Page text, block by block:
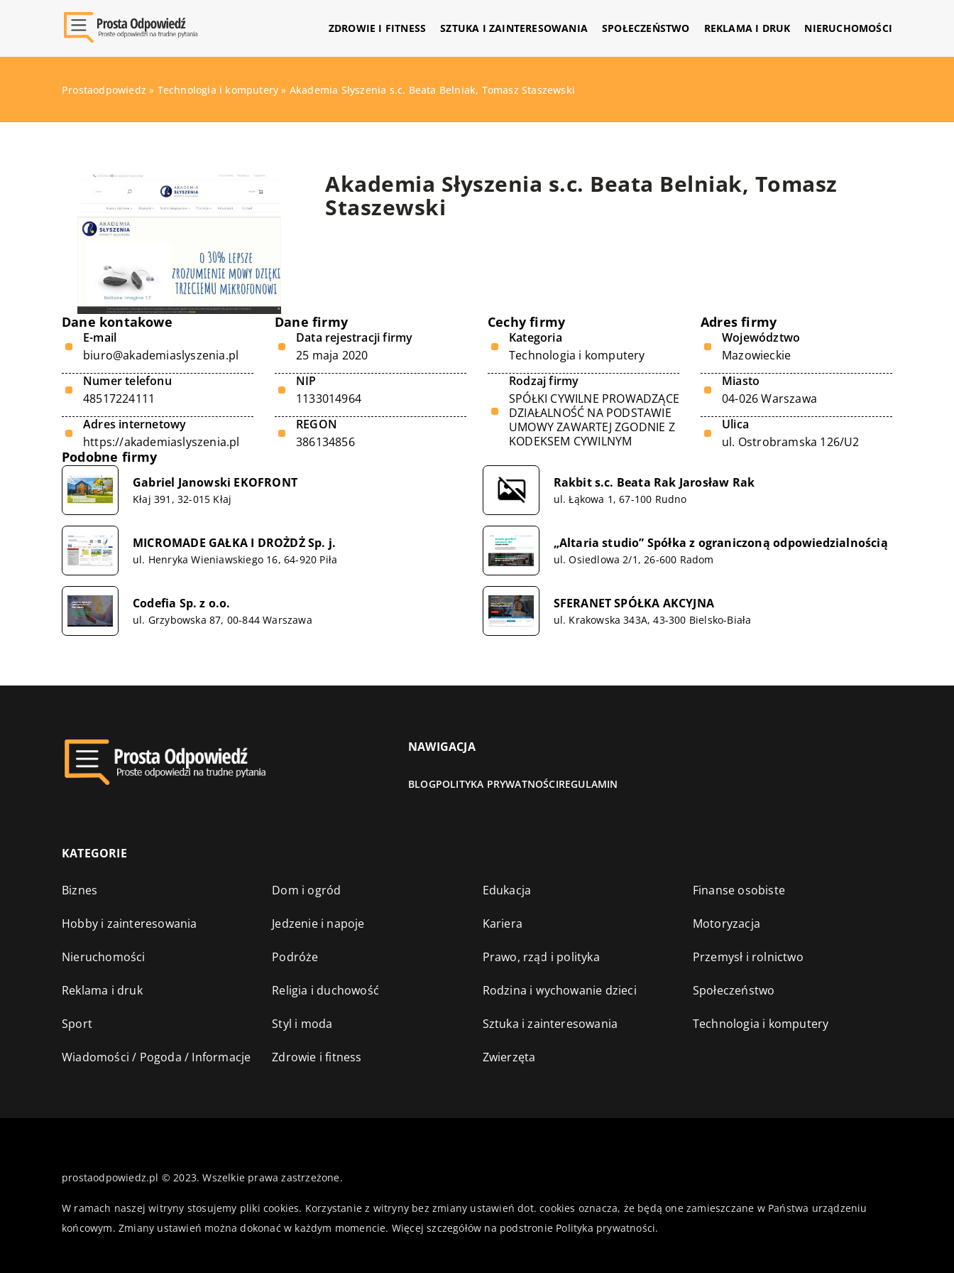
ZDROWIE I FITNESS SZTUKA I ZAINTERESOWANIA SPOŁECZEŃSTWO REKLAMA I DRUK NIERUCHOMOŚCI
Prostaodpowiedz » Technologia i komputery » Akademia Słyszenia s.c. Beata Belniak, Tomasz Staszewski
Akademia Słyszenia s.c. Beata Belniak, Tomasz
Staszewski
Dane kontakowe
E-mail
biuro@akademiaslyszenia.pl
Numer telefonu
48517224111
Adres internetowy
https://akademiaslyszenia.pl
Dane firmy
Data rejestracji firmy
25 maja 2020
NIP
1133014964
REGON
386134856
Cechy firmy
Kategoria
Technologia i komputery
Rodzaj firmy
SPÓŁKI CYWILNE PROWADZĄCE
DZIAŁALNOŚĆ NA PODSTAWIE
UMOWY ZAWARTEJ ZGODNIE Z
KODEKSEM CYWILNYM
Adres firmy
Województwo
Mazowieckie
Miasto
04-026 Warszawa
Ulica
ul. Ostrobramska 126/U2
Podobne firmy
Gabriel Janowski EKOFRONT
Kłaj 391, 32-015 Kłaj
Rakbit s.c. Beata Rak Jarosław Rak
ul. Łąkowa 1, 67-100 Rudno
MICROMADE GAŁKA I DROŻDŻ Sp. j.
ul. Henryka Wieniawskiego 16, 64-920 Piła
„Altaria studio” Spółka z ograniczoną odpowiedzialnością
ul. Osiedlowa 2/1, 26-600 Radom
Codefia Sp. z o.o.
ul. Grzybowska 87, 00-844 Warszawa
SFERANET SPÓŁKA AKCYJNA
ul. Krakowska 343A, 43-300 Bielsko-Biała
NAWIGACJA
BLOGPOLITYKA PRYWATNOŚCIREGULAMIN
KATEGORIE
Biznes Dom i ogród Edukacja Finanse osobiste
Hobby i zainteresowania Jedzenie i napoje Kariera Motoryzacja
Nieruchomości Podróże Prawo, rząd i polityka Przemysł i rolnictwo
Reklama i druk Religia i duchowość Rodzina i wychowanie dzieci Społeczeństwo
Sport Styl i moda Sztuka i zainteresowania Technologia i komputery
Wiadomości / Pogoda / Informacje Zdrowie i fitness Zwierzęta
prostaodpowiedz.pl © 2023. Wszelkie prawa zastrzeżone.
W ramach naszej witryny stosujemy pliki cookies. Korzystanie z witryny bez zmiany ustawień dot. cookies oznacza, że będą one zamieszczane w Państwa urządzeniu
końcowym. Zmiany ustawień można dokonać w każdym momencie. Więcej szczegółów na podstronie Polityka prywatności.